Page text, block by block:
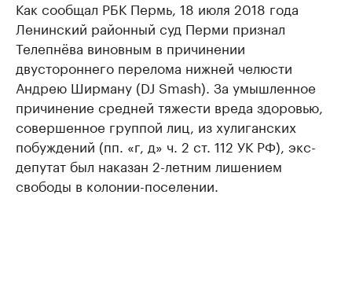
Как сообщал РБК Пермь, 18 июля 2018 года
Ленинский районный суд Перми признал
Телепнёва виновным в причинении
двустороннего перелома нижней челюсти
Андрею Ширману (DJ Smash). За умышленное
причинение средней тяжести вреда здоровью,
совершенное группой лиц, из хулиганских
побуждений (пп. «г, д» ч. 2 ст. 112 УК РФ), экс-
депутат был наказан 2-летним лишением
свободы в колонии-поселении.